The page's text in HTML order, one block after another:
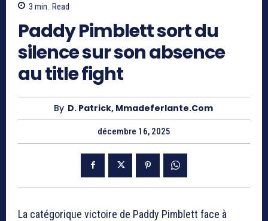
3 min. Read
Paddy Pimblett sort du
silence sur son absence
au title fight
By D. Patrick, Mmadeferlante.com
décembre 16, 2025
La catégorique victoire de Paddy Pimblett face à